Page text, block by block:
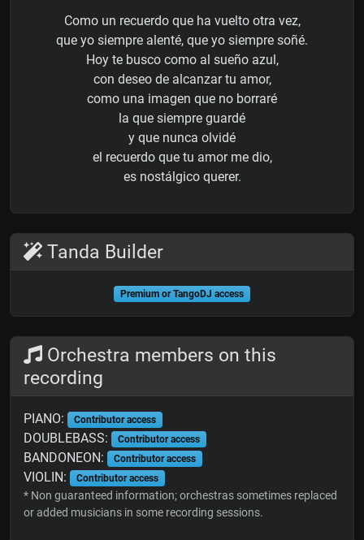
Como un recuerdo que ha vuelto otra vez,
que yo siempre alenté, que yo siempre soñé.
Hoy te busco como al sueño azul,
con deseo de alcanzar tu amor,
como una imagen que no borraré
la que siempre guardé
y que nunca olvidé
el recuerdo que tu amor me dio,
es nostálgico querer.
Tanda Builder
Premium or TangoDJ access
Orchestra members on this
recording
PIANO: Contributor access
DOUBLEBASS: Contributor access
BANDONEON: Contributor access
VIOLIN: Contributor access
* Non guaranteed information; orchestras sometimes replaced
or added musicians in some recording sessions.